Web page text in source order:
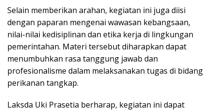
Selain memberikan arahan, kegiatan ini juga diisi
dengan paparan mengenai wawasan kebangsaan,
nilai-nilai kedisiplinan dan etika kerja di lingkungan
pemerintahan. Materi tersebut diharapkan dapat
menumbuhkan rasa tanggung jawab dan
profesionalisme dalam melaksanakan tugas di bidang
perikanan tangkap.
Laksda Uki Prasetia berharap, kegiatan ini dapat